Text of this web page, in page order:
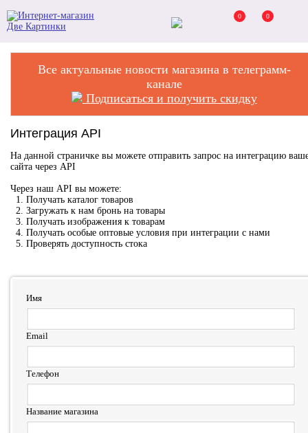
0 0
Все актуальные новости магазина в телеграмм-
канале
Подписаться и получить скидку
Интеграция API
На данной страничке вы можете отправить запрос на интеграцию
сайта через API
Через наш API вы можете:
1. Получать каталог товаров
2. Загружать к нам бронь на товары
3. Получать изображения к товарам
4. Получать особые оптовые условия при интеграции с нами
5. Проверять доступность стока
Имя
Email
Телефон
Название магазина